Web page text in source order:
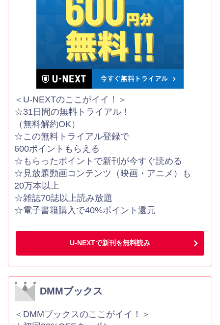
＜U-NEXTのここがイイ！＞
☆31日間の無料トライアル！
（無料解約OK）
☆この無料トライアル登録で
600ポイントもらえる
☆もらったポイントで新刊が今すぐ読める
☆見放題動画コンテンツ（映画・アニメ）も
20万本以上
☆雑誌70誌以上読み放題
☆電子書籍購入で40%ポイント還元
U-NEXTで新刊を無料読み
DMMブックス
＜DMMブックスのここがイイ！＞